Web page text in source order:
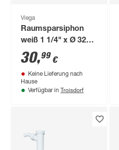
Viega
Raumsparsiphon
weiß 1 1/4" x Ø 32
mm
30,99 €
Keine Lieferung nach
Hause
Verfügbar in Troisdorf